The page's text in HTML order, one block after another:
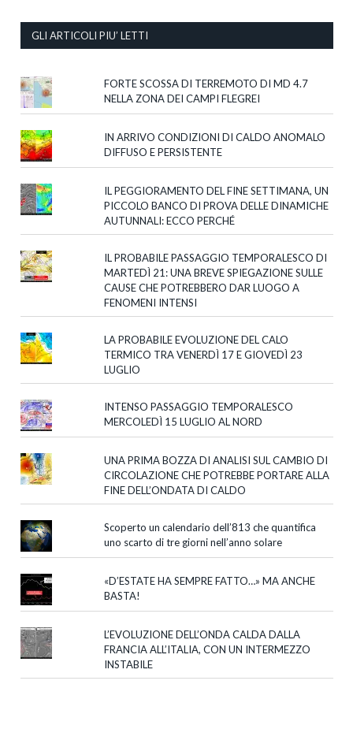
GLI ARTICOLI PIU’ LETTI
FORTE SCOSSA DI TERREMOTO DI MD 4.7
NELLA ZONA DEI CAMPI FLEGREI
IN ARRIVO CONDIZIONI DI CALDO ANOMALO
DIFFUSO E PERSISTENTE
IL PEGGIORAMENTO DEL FINE SETTIMANA, UN
PICCOLO BANCO DI PROVA DELLE DINAMICHE
AUTUNNALI: ECCO PERCHÉ
IL PROBABILE PASSAGGIO TEMPORALESCO DI
MARTEDÌ 21: UNA BREVE SPIEGAZIONE SULLE
CAUSE CHE POTREBBERO DAR LUOGO A
FENOMENI INTENSI
LA PROBABILE EVOLUZIONE DEL CALO
TERMICO TRA VENERDÌ 17 E GIOVEDÌ 23
LUGLIO
INTENSO PASSAGGIO TEMPORALESCO
MERCOLEDÌ 15 LUGLIO AL NORD
UNA PRIMA BOZZA DI ANALISI SUL CAMBIO DI
CIRCOLAZIONE CHE POTREBBE PORTARE ALLA
FINE DELL’ONDATA DI CALDO
Scoperto un calendario dell’813 che quantifica
uno scarto di tre giorni nell’anno solare
«D’ESTATE HA SEMPRE FATTO…» MA ANCHE
BASTA!
L’EVOLUZIONE DELL’ONDA CALDA DALLA
FRANCIA ALL’ITALIA, CON UN INTERMEZZO
INSTABILE